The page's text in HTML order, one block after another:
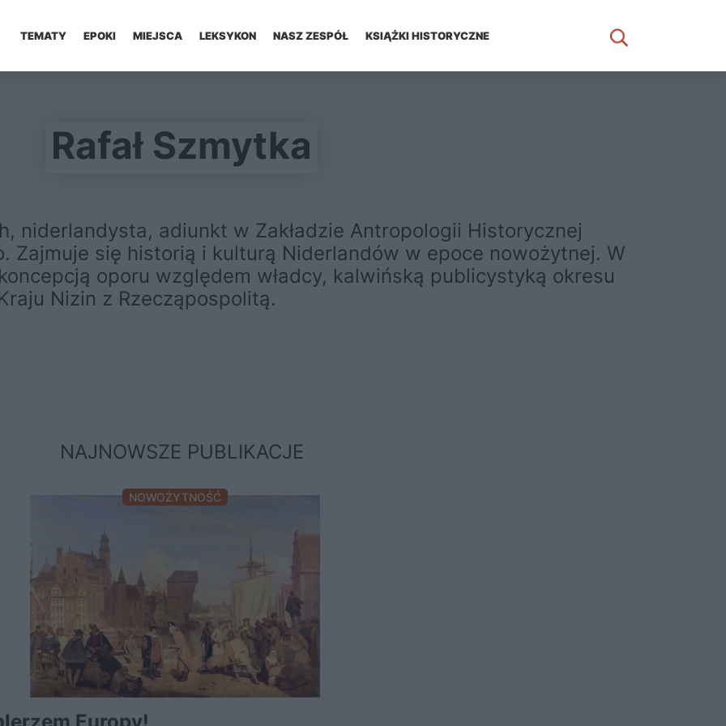
TEMATY EPOKI MIEJSCA LEKSYKON NASZ ZESPÓŁ KSIĄŻKI HISTORYCZNE
Rafał Szmytka
niderlandysta, adiunkt w Zakładzie Antropologii Historycznej
Zajmuje się historią i kulturą Niderlandów w epoce nowożytnej. W
oporu względem władcy, kalwińską publicystyką okresu
Nizin z Rzecząpospolitą.
NAJNOWSZE PUBLIKACJE
NOWOŻYTNOŚĆ